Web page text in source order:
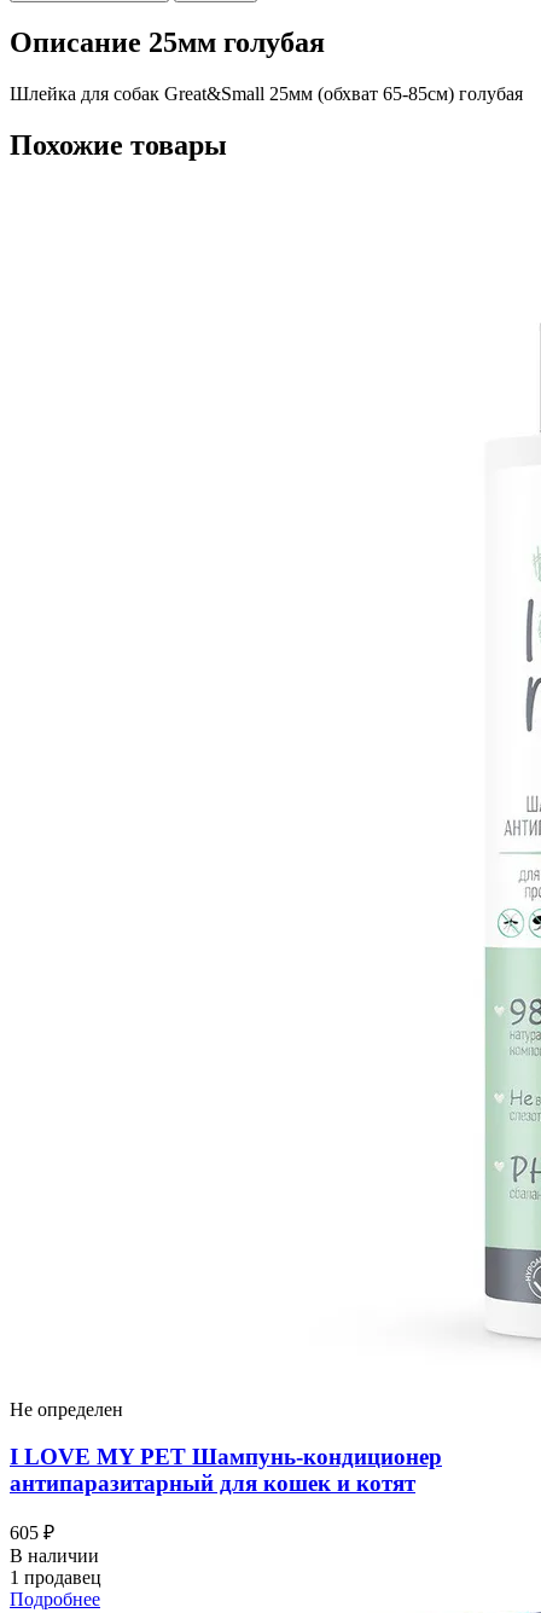
Описание 25мм голубая
Шлейка для собак Great&Small 25мм (обхват 65-85см) голубая
Похожие товары
Не определен
I LOVЕ MY PET Шампунь-кондиционер
антипаразитарный для кошек и котят
605 ₽
В наличии
1 продавец
Подробнее